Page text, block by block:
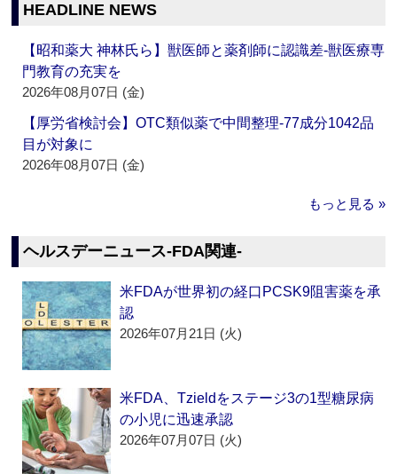
HEADLINE NEWS
【昭和薬大 神林氏ら】獣医師と薬剤師に認識差‐獣医療専
門教育の充実を
2026年08月07日 (金)
【厚労省検討会】OTC類似薬で中間整理‐77成分1042品
目が対象に
2026年08月07日 (金)
もっと見る »
ヘルスデーニュース‐FDA関連‐
米FDAが世界初の経口PCSK9阻害薬を承
認
2026年07月21日 (火)
米FDA、Tzieldをステージ3の1型糖尿病
の小児に迅速承認
2026年07月07日 (火)